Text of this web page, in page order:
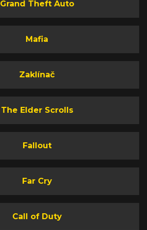
Grand Theft Auto
Mafia
Zaklínač
The Elder Scrolls
Fallout
Far Cry
Call of Duty